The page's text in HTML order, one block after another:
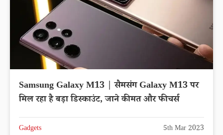
Samsung Galaxy M13 | सैमसंग Galaxy M13 पर
मिल रहा है बड़ा डिस्काउंट, जाने कीमत और फीचर्स
Gadgets 5th Mar 2023